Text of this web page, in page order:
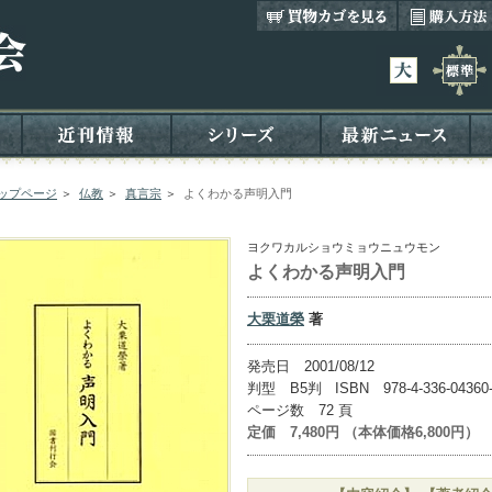
プページ ＞ 仏教 ＞ 真言宗 ＞ よくわかる声明入門
ヨクワカルショウミョウニュウモン
よくわかる声明入門
大栗道榮 著
発売日 2001/08/12
判型 B5判 ISBN 978-4-336-
ページ数 72 頁
定価 7,480円 （本体価格6,800円）